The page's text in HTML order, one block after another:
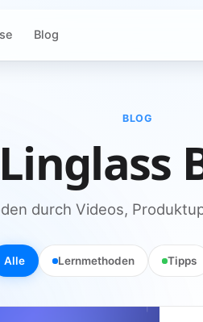
Blog
BLOG
Linglass
durch Videos,
Alle Lernmethoden Tipps